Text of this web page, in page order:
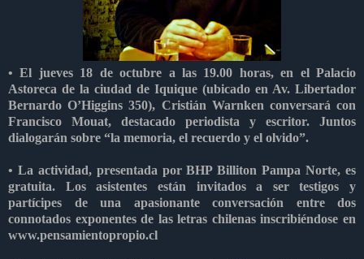
• El jueves 18 de octubre a las 19.00 horas, en el Palacio
Astoreca de la ciudad de Iquique (ubicado en Av. Libertador
Bernardo O’Higgins 350), Cristián Warnken conversará con
Francisco Mouat, destacado periodista y escritor. Juntos
dialogarán sobre “la memoria, el recuerdo y el olvido”.
• La actividad, presentada por BHP Billiton Pampa Norte, es
gratuita. Los asistentes están invitados a ser testigos y
partícipes de una apasionante conversación entre dos
connotados exponentes de las letras chilenas inscribiéndose en
www.pensamientopropio.cl